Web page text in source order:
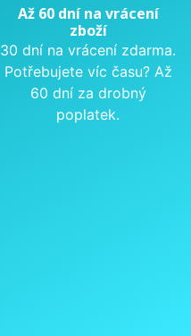
Až 60 dní na vrácení
zboží
30 dní na vrácení zdarma.
Potřebujete víc času? Až
60 dní za drobný
poplatek.